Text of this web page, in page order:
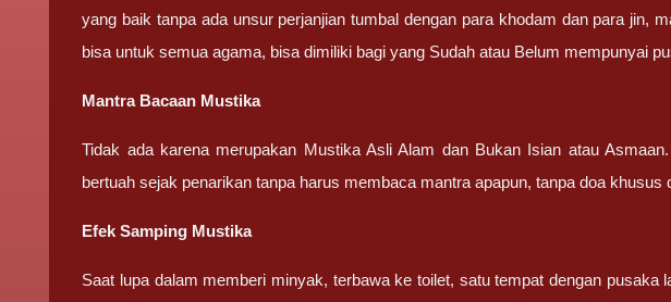
yang baik tanpa ada unsur perjanjian tumbal dengan para khodam dan para jin,
bisa untuk semua agama, bisa dimiliki bagi yang Sudah atau Belum mempunyai
Mantra Bacaan Mustika
Tidak ada karena merupakan Mustika Asli Alam dan Bukan Isian atau
bertuah sejak penarikan tanpa harus membaca mantra apapun, tanpa doa
Efek Samping Mustika
Saat lupa dalam memberi minyak, terbawa ke toilet, satu tempat dengan pusaka